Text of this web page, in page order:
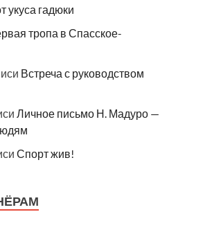
укуса гадюки
тропа в Спасское-
Встреча с руководством
Личное письмо Н. Мадуро —
Спорт жив!